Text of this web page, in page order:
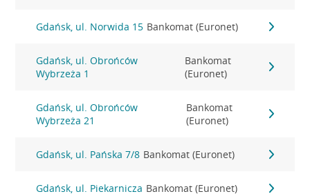
Gdańsk, ul. Norwida 15 Bankomat (Euronet)
Gdańsk, ul. Obrońców
Wybrzeża 1
Bankomat
(Euronet)
Gdańsk, ul. Obrońców
Wybrzeża 21
Bankomat
(Euronet)
Gdańsk, ul. Pańska 7/8 Bankomat (Euronet)
Gdańsk, ul. Piekarnicza Bankomat (Euronet)